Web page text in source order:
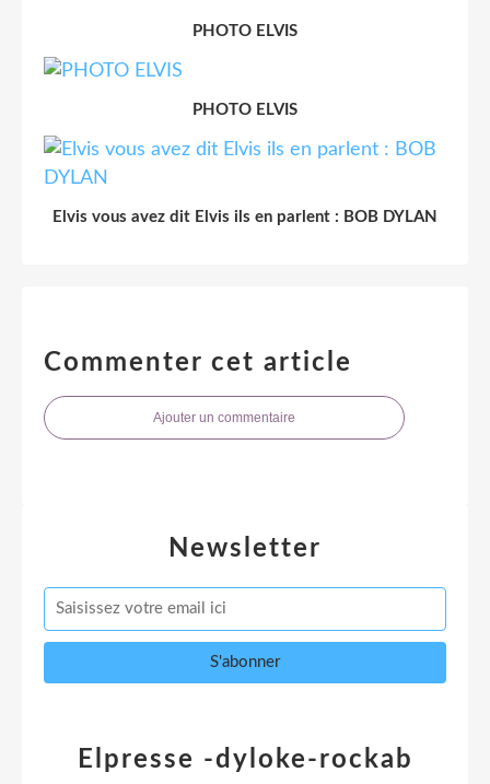
PHOTO ELVIS
PHOTO ELVIS
Elvis vous avez dit Elvis ils en parlent : BOB DYLAN
Commenter cet article
Ajouter un commentaire
Newsletter
Elpresse -dyloke-rockab